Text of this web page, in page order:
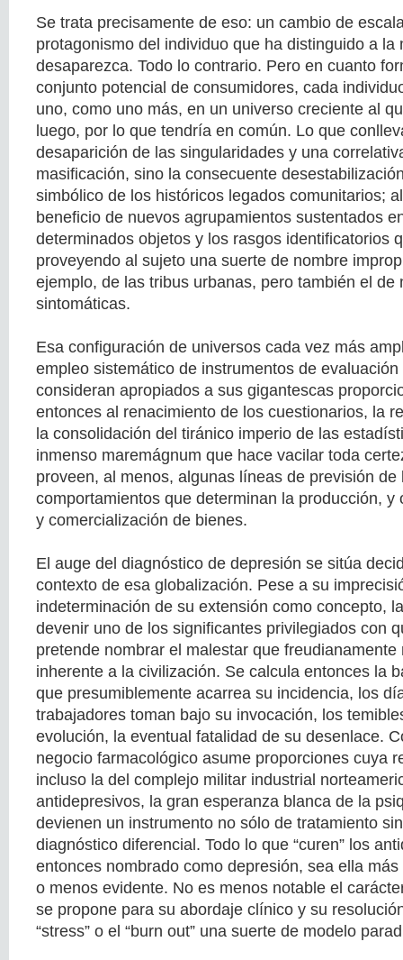
Se trata precisamente de eso: un cambio de
protagonismo del individuo que ha distinguido a la
desaparezca. Todo lo contrario. Pero en cuanto
conjunto potencial de consumidores, cada
uno, como uno más, en un universo creciente al
luego, por lo que tendría en común. Lo que
desaparición de las singularidades y una
masificación, sino la consecuente
simbólico de los históricos legados comunitarios;
beneficio de nuevos agrupamientos sustentados
determinados objetos y los rasgos identificatorios
proveyendo al sujeto una suerte de nombre
ejemplo, de las tribus urbanas, pero también el de
sintomáticas.
Esa configuración de universos cada vez más
empleo sistemático de instrumentos de
consideran apropiados a sus gigantescas
entonces al renacimiento de los cuestionarios, la
la consolidación del tiránico imperio de las
inmenso maremágnum que hace vacilar toda
proveen, al menos, algunas líneas de previsión de
comportamientos que determinan la producción, y
y comercialización de bienes.
El auge del diagnóstico de depresión se sitúa
contexto de esa globalización. Pese a su
indeterminación de su extensión como concepto,
devenir uno de los significantes privilegiados con
pretende nombrar el malestar que
inherente a la civilización. Se calcula entonces la
que presumiblemente acarrea su incidencia, los
trabajadores toman bajo su invocación, los
evolución, la eventual fatalidad de su desenlace.
negocio farmacológico asume proporciones cuya
incluso la del complejo militar industrial
antidepresivos, la gran esperanza blanca de la
devienen un instrumento no sólo de tratamiento
diagnóstico diferencial. Todo lo que “curen” los
entonces nombrado como depresión, sea ella
o menos evidente. No es menos notable el
se propone para su abordaje clínico y su
“stress” o el “burn out” una suerte de modelo